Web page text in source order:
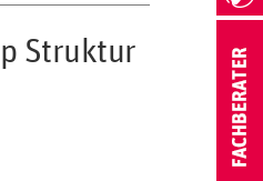
Struktur